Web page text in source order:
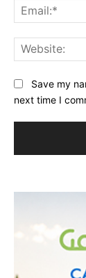
Save my
next time I